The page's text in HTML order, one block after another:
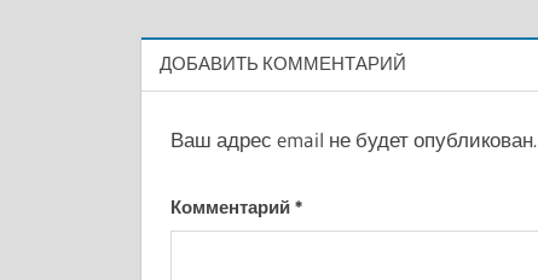
ДОБАВИТЬ КОММЕНТАРИЙ
Ваш адрес email не будет опубликован.
Комментарий *